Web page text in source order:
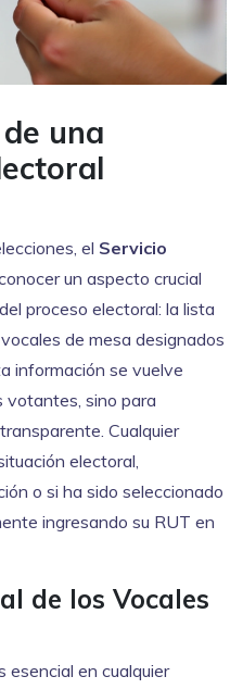
una
el Servicio
un aspecto crucial
proceso electoral: la lista
de mesa designados
información se vuelve
votantes, sino para
Cualquier
electoral,
o si ha sido seleccionado
ingresando su RUT en
de los Vocales
esencial en cualquier